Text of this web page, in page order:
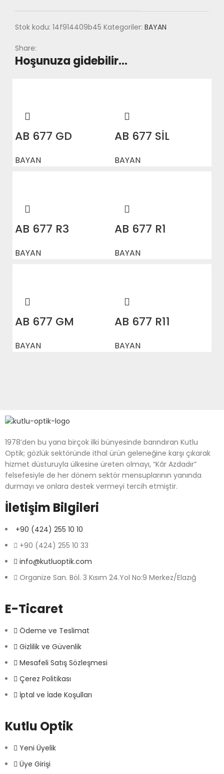
Stok kodu: 14f914409b45 Kategoriler: BAYAN
Share:
Hoşunuza gidebilir…
AB 677 GD
BAYAN
AB 677 SİL
BAYAN
AB 677 R3
BAYAN
AB 677 R1
BAYAN
AB 677 GM
BAYAN
AB 677 R11
BAYAN
1978’den bu yana birçok ilki bünyesinde barındıran Kutlu
Optik; gözlük sektöründe ithal ürün geleneğine karşı çıkarak
hizmet düsturuyla ülkesine üreten olmayı, “Kâr Azdadır”
felsefesiyle de her dönem sektör mensuplarının yanında
durmayı ve onlara destek vermeyi tercih etmiştir.
İletişim Bilgileri
+90 (424) 255 10 10
+90 (424) 255 10 33
info@kutluoptik.com
Organize San. Böl. 3 Kısım 24.Yol No:9 Merkez/Elazığ
E-Ticaret
Ödeme ve Teslimat
Gizlilik ve Güvenlik
Mesafeli Satış Sözleşmesi
Çerez Politikası
İptal ve İade Koşulları
Kutlu Optik
Yeni Üyelik
Üye Girişi